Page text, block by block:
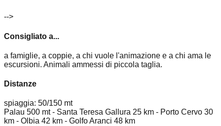
-->
Consigliato a...
a famiglie, a coppie, a chi vuole l'animazione e a chi ama le
escursioni. Animali ammessi di piccola taglia.
Distanze
spiaggia: 50/150 mt
Palau 500 mt - Santa Teresa Gallura 25 km - Porto Cervo 30
km - Olbia 42 km - Golfo Aranci 48 km